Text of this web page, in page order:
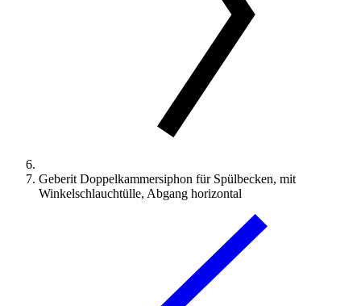
Geberit Doppelkammersiphon für Spülbecken, mit
Winkelschlauchtülle, Abgang horizontal